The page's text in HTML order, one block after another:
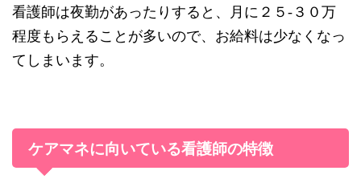
看護師は夜勤があったりすると、月に２５-３０万
程度もらえることが多いので、お給料は少なくなっ
てしまいます。
ケアマネに向いている看護師の特徴